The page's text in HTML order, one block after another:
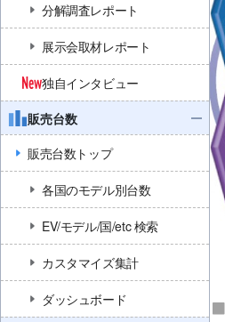
分解調査レポート
展示会取材レポート
独自インタビュー
販売台数
販売台数トップ
各国のモデル別台数
EV/モデル/国/etc 検索
カスタマイズ集計
ダッシュボード